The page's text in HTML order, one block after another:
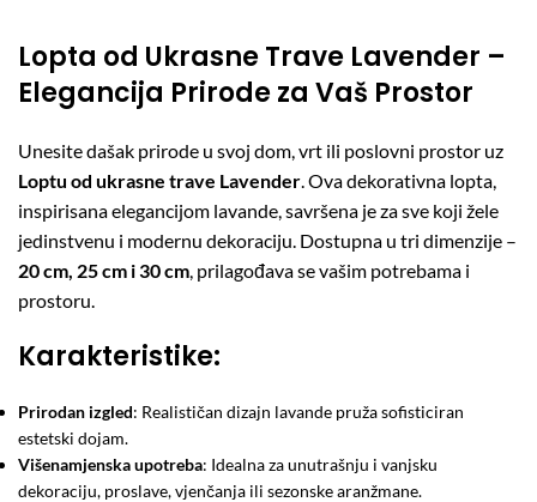
Lopta od Ukrasne Trave Lavender –
Elegancija Prirode za Vaš Prostor
Unesite dašak prirode u svoj dom, vrt ili poslovni prostor uz
Loptu od ukrasne trave Lavender. Ova dekorativna lopta,
inspirisana elegancijom lavande, savršena je za sve koji žele
jedinstvenu i modernu dekoraciju. Dostupna u tri dimenzije –
20 cm, 25 cm i 30 cm, prilagođava se vašim potrebama i
prostoru.
Karakteristike:
Prirodan izgled: Realističan dizajn lavande pruža sofisticiran
estetski dojam.
Višenamjenska upotreba: Idealna za unutrašnju i vanjsku
dekoraciju, proslave, vjenčanja ili sezonske aranžmane.